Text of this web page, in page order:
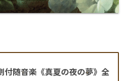
付随音楽《真夏の夜の夢》全